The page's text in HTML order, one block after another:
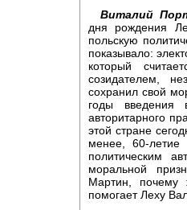
Виталий
дня рождения
польскую
показывало:
который
созидателем,
сохранил свой
годы введения
авторитарного
этой стране
менее, 60-летие
политическим
моральной
Мартин, почему
помогает Леху